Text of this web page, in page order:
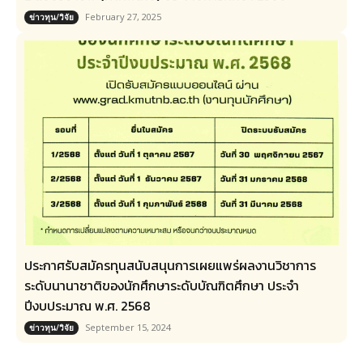
ข่าวทุน/วิจัย February 27, 2025
ประกาศรับสมัครทุนสนับสนุนการเผยแพร่ผลงานวิชาการ
ระดับนานาชาติของนักศึกษาระดับบัณฑิตศึกษา ประจำ
ปีงบประมาณ พ.ศ. 2568
ข่าวทุน/วิจัย September 15, 2024